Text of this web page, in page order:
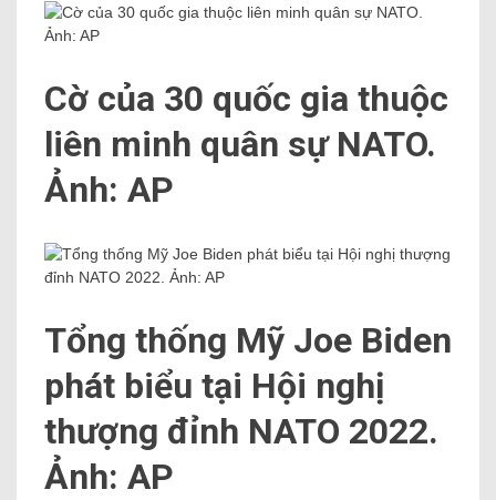
Cờ của 30 quốc gia thuộc
liên minh quân sự NATO.
Ảnh: AP
Tổng thống Mỹ Joe Biden
phát biểu tại Hội nghị
thượng đỉnh NATO 2022.
Ảnh: AP